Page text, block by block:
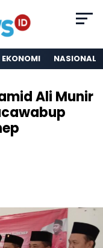
EKONOMI NASIONAL
Ali Munir